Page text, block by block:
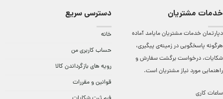
خدمات مشتریان
دپارتمان خدمات مشتریان مایامد آماده
هرگونه پاسخگویی در زمینه‌ی پیگیری،
شکایات، درخواست برگشت سفارش و
راهنمایی مورد نیاز مشتریان است.
ساعات کاری
دسترسی سریع
خانه
حساب کاربری من
رویه های بازگرداندن کالا
قوانین و مقررات